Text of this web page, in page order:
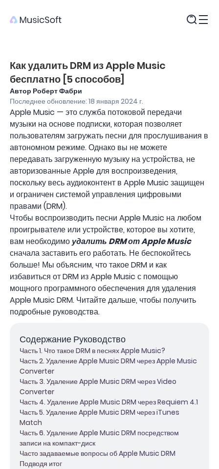
Как удалить DRM из Apple Music
бесплатно [5 способов]
Автор Роберт Фабри
Последнее обновление: 18 января 2024 г.
Apple Music — это служба потоковой передачи
музыки на основе подписки, которая позволяет
пользователям загружать песни для прослушивания в
автономном режиме. Однако вы не можете
передавать загруженную музыку на устройства, не
авторизованные Apple для воспроизведения,
поскольку весь аудиоконтент в Apple Music защищен
и ограничен системой управления цифровыми
правами (DRM).
Чтобы воспроизводить песни Apple Music на любом
проигрывателе или устройстве, которое вы хотите,
вам необходимо удалить DRM от Apple Music
сначала заставить его работать. Не беспокойтесь
больше! Мы объясним, что такое DRM и как
избавиться от DRM из Apple Music с помощью
мощного программного обеспечения для удаления
Apple Music DRM. Читайте дальше, чтобы получить
подробные руководства.
Содержание Руководство
Часть 1. Что такое DRM в песнях Apple Music?
Часть 2. Удаление Apple Music DRM через Apple Music
Converter
Часть 3. Удаление Apple Music DRM через Video
Converter
Часть 4. Удаление Apple Music DRM через Requiem 4.1
Часть 5. Удаление Apple Music DRM через iTunes
Match
Часть 6. Удаление Apple Music DRM посредством
записи на компакт-диск
Часто задаваемые вопросы об Apple Music DRM
Подводя итог